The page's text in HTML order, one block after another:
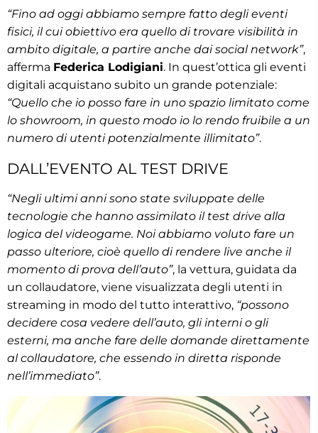
“Fino ad oggi abbiamo sempre fatto degli eventi
fisici, il cui obiettivo era quello di trovare visibilità in
ambito digitale, a partire anche dai social network”,
afferma Federica Lodigiani. In quest’ottica gli eventi
digitali acquistano subito un grande potenziale:
“Quello che io posso fare in uno spazio limitato come
lo showroom, in questo modo io lo rendo fruibile a un
numero di utenti potenzialmente illimitato”.
DALL’EVENTO AL TEST DRIVE
“Negli ultimi anni sono state sviluppate delle
tecnologie che hanno assimilato il test drive alla
logica del videogame. Noi abbiamo voluto fare un
passo ulteriore, cioè quello di rendere live anche il
momento di prova dell’auto”, la vettura, guidata da
un collaudatore, viene visualizzata degli utenti in
streaming in modo del tutto interattivo, “possono
decidere cosa vedere dell’auto, gli interni o gli
esterni, ma anche fare delle domande direttamente
al collaudatore, che essendo in diretta risponde
nell’immediato”.